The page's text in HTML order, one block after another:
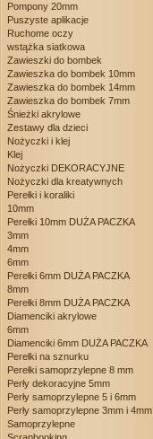
Pompony 20mm
Puszyste aplikacje
Ruchome oczy
wstążka siatkowa
Zawieszki do bombek
Zawieszka do bombek 10mm
Zawieszka do bombek 14mm
Zawieszka do bombek 7mm
Śnieżki akrylowe
Zestawy dla dzieci
Nożyczki i klej
Klej
Nożyczki DEKORACYJNE
Nożyczki dla kreatywnych
Perełki i koraliki
10mm
Perełki 10mm DUŻA PACZKA
3mm
4mm
6mm
Perełki 6mm DUŻA PACZKA
8mm
Perełki 8mm DUŻA PACZKA
Diamenciki akrylowe
6mm
Diamenciki 6mm DUŻA PACZKA
Perełki na sznurku
Perełki samoprzylepne 8 mm
Perły dekoracyjne 5mm
Perły samoprzylepne 5 i 6mm
Perły samoprzylepne 3mm i 4mm
Samoprzylepne